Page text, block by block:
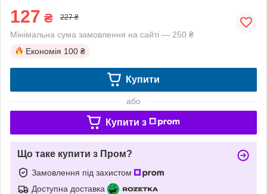
127 ₴ 227 ₴
Мінімальна сума замовлення на сайті — 250 ₴
Економія 100 ₴
Купити
або
Купити з
Що таке купити з Пром?
Замовлення під захистом
Доступна доставка